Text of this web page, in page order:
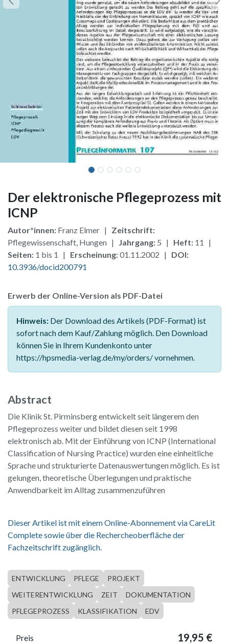
Der elektronische Pflegeprozess mit
ICNP
Autor*innen: Franz Elmer | Zeitschrift:
Pflegewissenschaft, Hungen | Jahrgang: 5 | Heft: 11 |
Seiten: 1 bis 1 | Erscheinung:01.11.2002 | DOI:
10.3936/docid200791
Erwerb der Online-Version als PDF-Datei
Hinweis: Der Download des Artikels (PDF-Format) ist
sofort nach dem Kauf/Zahlung möglich. Den Download
können Sie in Ihrem Kundenkonto unter
https://hpsmedia-verlag.de/my/orders/ vornehmen.
Abstract
Die Klinik St. Pirminsberg entwickelt seit längerem den
Pflegeprozess weiter und bildet diesen seit 1998
elektronisch ab. Mit der Einführung von ICNP (International
Classification of Nursing Practice) wurden eine einheitliche
Sprache und strukturierte Datenauswertungen möglich. Es ist
gelungen, theoretische Überlegungen und praktische
Anwendbarkeit im Alltag zusammenzuführen
Dieser Artikel ist mit einem Online-Abonnement via CareLit
Complete sowie über die Rechercheoberfläche der
Fachzeitschrift zugänglich.
ENTWICKLUNG PFLEGE
PROJEKT
WEITERENTWICKLUNG
ZEIT
DOKUMENTATION
PFLEGEPROZESS
KLASSIFIKATION EDV
Preis 19,95 €